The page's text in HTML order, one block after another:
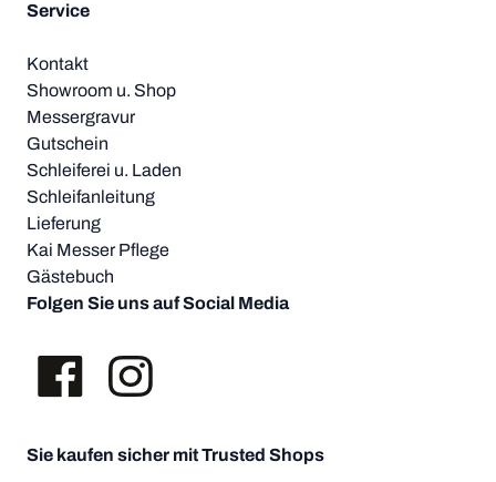
Service
Kontakt
Showroom u. Shop
Messergravur
Gutschein
Schleiferei u. Laden
Schleifanleitung
Lieferung
Kai Messer Pflege
Gästebuch
Folgen Sie uns auf Social Media
Sie kaufen sicher mit Trusted Shops